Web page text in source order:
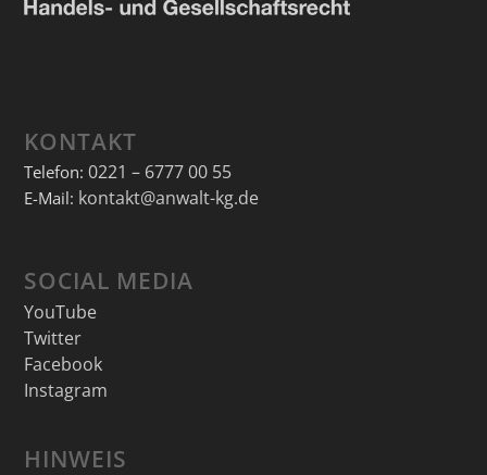
KONTAKT
Telefon: 0221 – 6777 00 55
E-Mail: kontakt@anwalt-kg.de
SOCIAL MEDIA
YouTube
Twitter
Facebook
Instagram
HINWEIS